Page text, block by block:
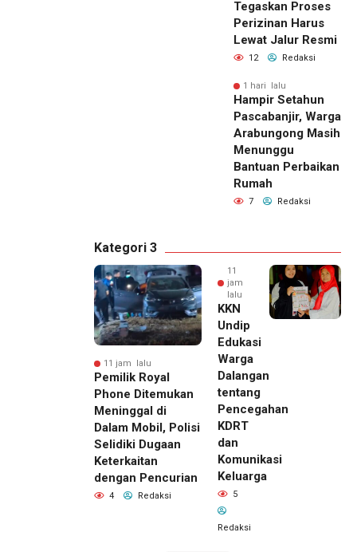
Tegaskan Proses
Perizinan Harus
Lewat Jalur Resmi
12 Redaksi
1 hari lalu
Hampir Setahun
Pascabanjir, Warga
Arabungong Masih
Menunggu
Bantuan Perbaikan
Rumah
7 Redaksi
Kategori 3
11 jam lalu
Pemilik Royal
Phone Ditemukan
Meninggal di
Dalam Mobil, Polisi
Selidiki Dugaan
Keterkaitan
dengan Pencurian
4 Redaksi
11
jam
lalu
KKN
Undip
Edukasi
Warga
Dalangan
tentang
Pencegahan
KDRT
dan
Komunikasi
Keluarga
5
Redaksi